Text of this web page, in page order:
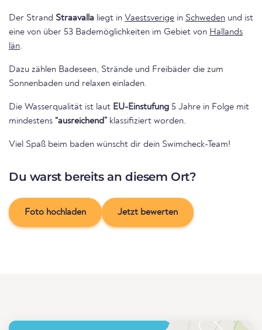
Der Strand Straavalla liegt in Vaestsverige in Schweden und ist
eine von über 53 Bademöglichkeiten im Gebiet von Hallands
län.
Dazu zählen Badeseen, Strände und Freibäder die zum
Sonnenbaden und relaxen einladen.
Die Wasserqualität ist laut EU-Einstufung 5 Jahre in Folge mit
mindestens “ausreichend” klassifiziert worden.
Viel Spaß beim baden wünscht dir dein Swimcheck-Team!
Du warst bereits an diesem Ort?
Foto hochladen Jetzt bewerten